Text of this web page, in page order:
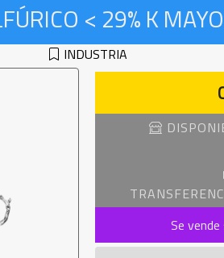
< 29% K
INDUSTRIA
Se